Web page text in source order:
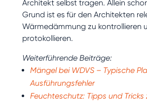
Architekt selbst tragen. Allein
Grund ist es für den Architekten
Wärmedämmung zu kontrollieren
protokollieren.
Weiterführende Beiträge:
Mängel bei WDVS – Typische
Ausführungsfehler
Feuchteschutz: Tipps und Tricks